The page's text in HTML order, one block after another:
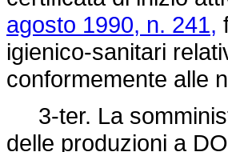
agosto 1990, n. 241,
igienico-sanitari
conformemente alle
3-ter. La
delle produzioni a